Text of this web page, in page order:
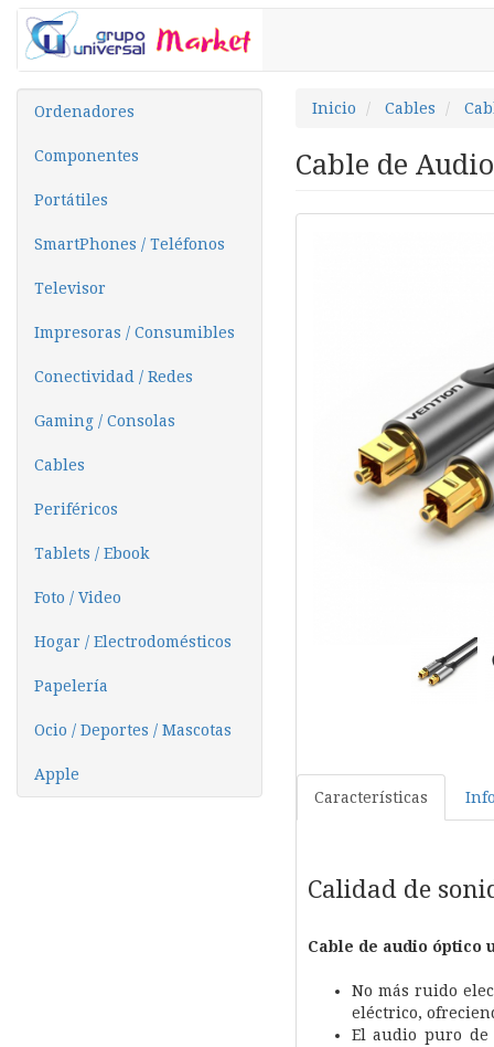
Ordenadores
Componentes
Portátiles
SmartPhones / Teléfonos
Televisor
Impresoras / Consumibles
Conectividad / Redes
Gaming / Consolas
Cables
Periféricos
Tablets / Ebook
Foto / Video
Hogar / Electrodomésticos
Papelería
Ocio / Deportes / Mascotas
Apple
Inicio Cables
Cable de
Características
Calidad de
Cable de audio óptico
No más ruido
eléctrico,
El audio puro de